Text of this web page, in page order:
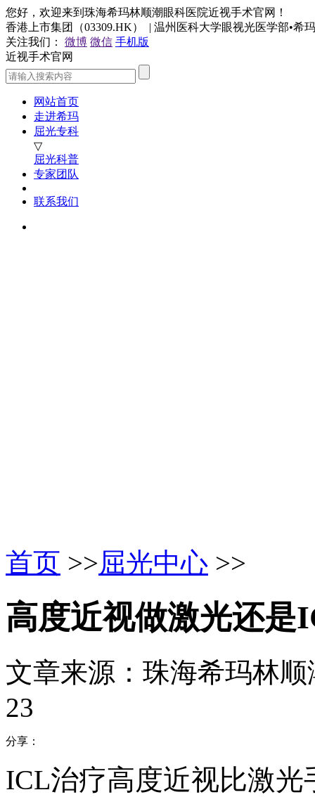
您好，欢迎来到珠海希玛林顺潮眼科医院近视手术官网！
香港上市集团（03309.HK） | 温州医科大学眼视光医学部•希
关注我们：
微博 微信 手机版
近视手术官网
网站首页
走进希玛
屈光专科
▽
屈光科普
专家团队
联系我们
首页 >>屈光中心 >>
高度近视做激光还是
文章来源：珠海希玛林
23
分享：
ICL治疗高度近视比激光